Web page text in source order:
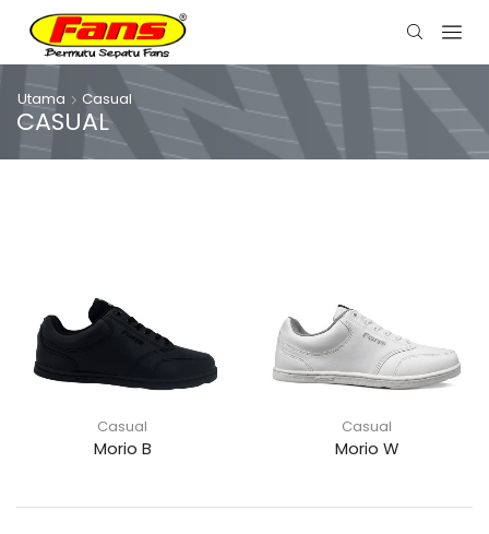
Utama Casual
CASUAL
Casual
Morio B
Casual
Morio W